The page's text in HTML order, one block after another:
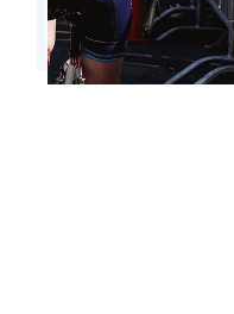
montant net amassé en
2026